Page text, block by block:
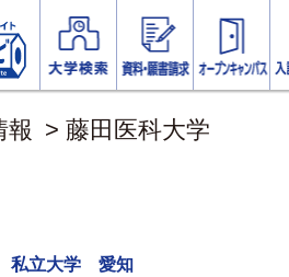
報 > 藤田医科大学
私立大学 愛知